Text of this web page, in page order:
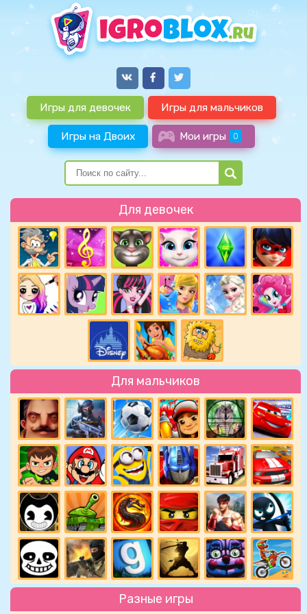
Игры для девочек Игры для мальчиков
Игры на Двоих Мои игры 0
Для девочек
Для мальчиков
Разные игры